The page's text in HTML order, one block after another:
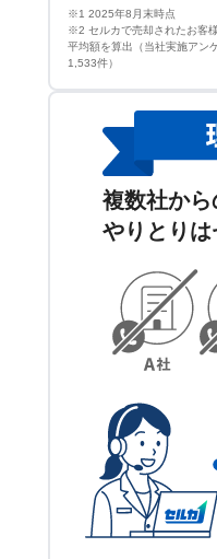
※1 2025年8月末時点
※2 セルカで売却されたお客
平均額を算出（当社実施アン
1,533件）
複数社から
やりとり